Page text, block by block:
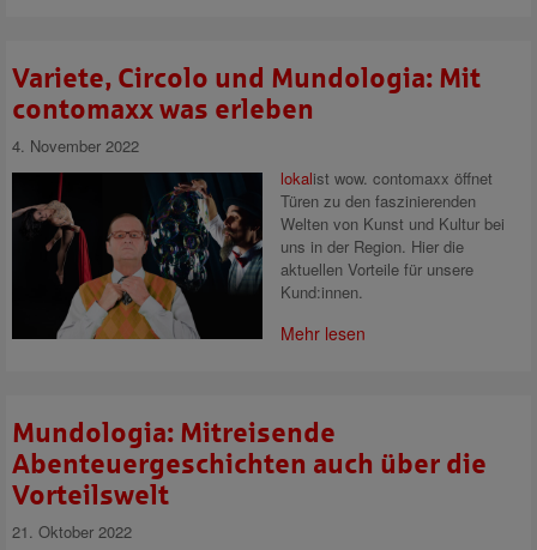
Variete, Circolo und Mundologia: Mit
contomaxx was erleben
4. November 2022
lokalist wow. contomaxx öffnet
Türen zu den faszinierenden
Welten von Kunst und Kultur bei
uns in der Region. Hier die
aktuellen Vorteile für unsere
Kund:innen.
Mehr lesen
Mundologia: Mitreisende
Abenteuergeschichten auch über die
Vorteilswelt
21. Oktober 2022